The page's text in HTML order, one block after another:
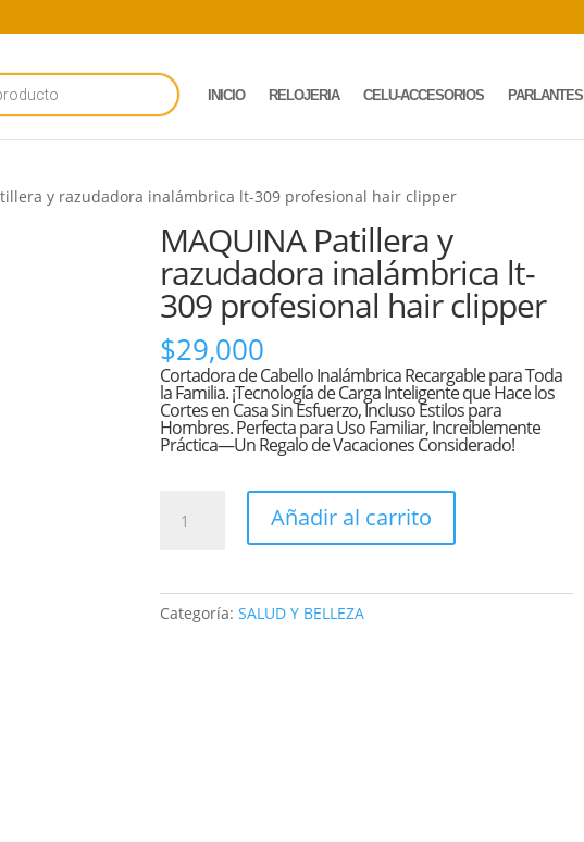
INICIO RELOJERIA CELU-ACCESORIOS PARLANTES
y razudadora inalámbrica lt-309 profesional hair clipper
MAQUINA Patillera y
razudadora inalámbrica lt-
309 profesional hair clipper
$29,000
Cortadora de Cabello Inalámbrica Recargable para Toda
la Familia. ¡Tecnología de Carga Inteligente que Hace los
Cortes en Casa Sin Esfuerzo, Incluso Estilos para
Hombres. Perfecta para Uso Familiar, Increíblemente
Práctica—Un Regalo de Vacaciones Considerado!
Patillera
inalámbrica
Añadir al carrito
Categoría:SALUD Y BELLEZA